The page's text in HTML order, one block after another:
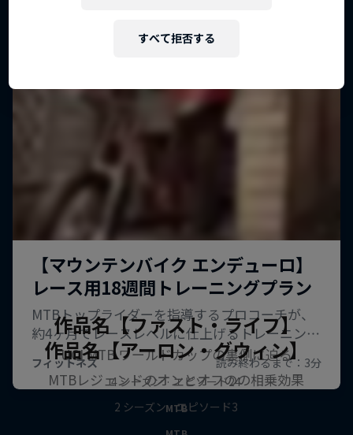
作品名【ファスト・ライフ】
UCI MTB ワールドカップの裏側に迫る
4 シーズン · エピソード24
MTB
作品名【アーロン・グウィン】
MTBレジェンドのオンとオフのの相乗効果
2 シーズン · エピソード3
すべて拒否する